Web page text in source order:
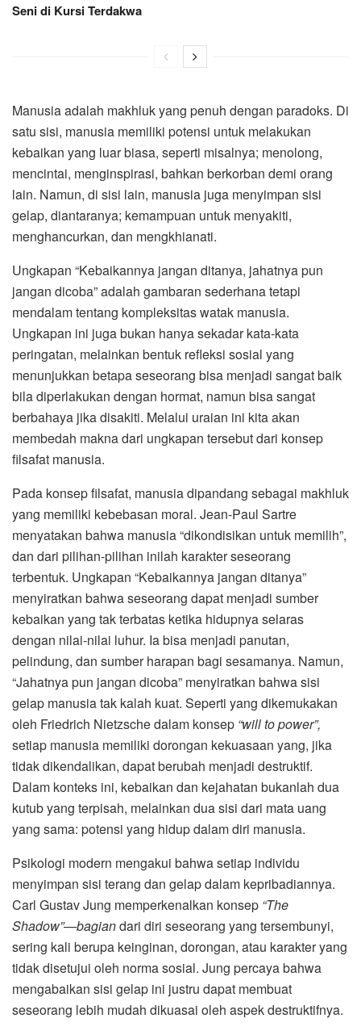
Seni di Kursi Terdakwa
Manusia adalah makhluk yang penuh dengan paradoks. Di
satu sisi, manusia memiliki potensi untuk melakukan
kebaikan yang luar biasa, seperti misalnya; menolong,
mencintai, menginspirasi, bahkan berkorban demi orang
lain. Namun, di sisi lain, manusia juga menyimpan sisi
gelap, diantaranya; kemampuan untuk menyakiti,
menghancurkan, dan mengkhianati.
Ungkapan “Kebaikannya jangan ditanya, jahatnya pun
jangan dicoba” adalah gambaran sederhana tetapi
mendalam tentang kompleksitas watak manusia.
Ungkapan ini juga bukan hanya sekadar kata-kata
peringatan, melainkan bentuk refleksi sosial yang
menunjukkan betapa seseorang bisa menjadi sangat baik
bila diperlakukan dengan hormat, namun bisa sangat
berbahaya jika disakiti. Melalui uraian ini kita akan
membedah makna dari ungkapan tersebut dari konsep
filsafat manusia.
Pada konsep filsafat, manusia dipandang sebagai makhluk
yang memiliki kebebasan moral. Jean-Paul Sartre
menyatakan bahwa manusia “dikondisikan untuk memilih”,
dan dari pilihan-pilihan inilah karakter seseorang
terbentuk. Ungkapan “Kebaikannya jangan ditanya”
menyiratkan bahwa seseorang dapat menjadi sumber
kebaikan yang tak terbatas ketika hidupnya selaras
dengan nilai-nilai luhur. Ia bisa menjadi panutan,
pelindung, dan sumber harapan bagi sesamanya. Namun,
“Jahatnya pun jangan dicoba” menyiratkan bahwa sisi
gelap manusia tak kalah kuat. Seperti yang dikemukakan
oleh Friedrich Nietzsche dalam konsep “will to power”,
setiap manusia memiliki dorongan kekuasaan yang, jika
tidak dikendalikan, dapat berubah menjadi destruktif.
Dalam konteks ini, kebaikan dan kejahatan bukanlah dua
kutub yang terpisah, melainkan dua sisi dari mata uang
yang sama: potensi yang hidup dalam diri manusia.
Psikologi modern mengakui bahwa setiap individu
menyimpan sisi terang dan gelap dalam kepribadiannya.
Carl Gustav Jung memperkenalkan konsep “The
Shadow”—bagiandari diri seseorang yang tersembunyi,
sering kali berupa keinginan, dorongan, atau karakter yang
tidak disetujui oleh norma sosial. Jung percaya bahwa
mengabaikan sisi gelap ini justru dapat membuat
seseorang lebih mudah dikuasai oleh aspek destruktifnya.